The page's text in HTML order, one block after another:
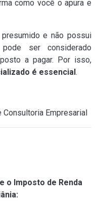
como você o apura e
e não possui
ser considerado
a pagar. Por isso,
é essencial.
Consultoria Empresarial
o Imposto de Renda